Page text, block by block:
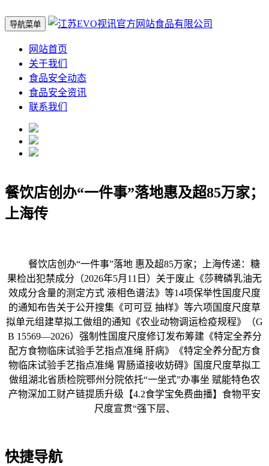
导航菜单
网站首页
关于我们
食品安全动态
食品安全资讯
联系我们
餐饮店创办“一件事”落地惠及超85万家；
上海传
餐饮店创办“一件事”落地 惠及超85万家；上海传递：糖
果检出犯禁成分（2026年5月11日）关于废止《莎稗磷乳油无
效成分含量的测定方式 液相色谱法》等14项保举性国度尺度
的通知布告关于公开搜集《可可豆 抽样》等六项国度尺度草
拟单元组建草拟工做组的通知《农业动物调运检疫规程》（G
B 15569—2026）强制性国度尺度修订发布筹建《特定全养分
配方食物临床试验手艺指点准绳 肝病》《特定全养分配方食
物临床试验手艺指点准绳 胃肠道接收妨碍》国度尺度草拟工
做组湖北省质检院鄂州分院依托“一坐式”办事坐 赋能特色农
产物深加工财产链提质升级【4.2食学宝免费曲播】食物平安
尺度宣贯“强下层、
快捷导航